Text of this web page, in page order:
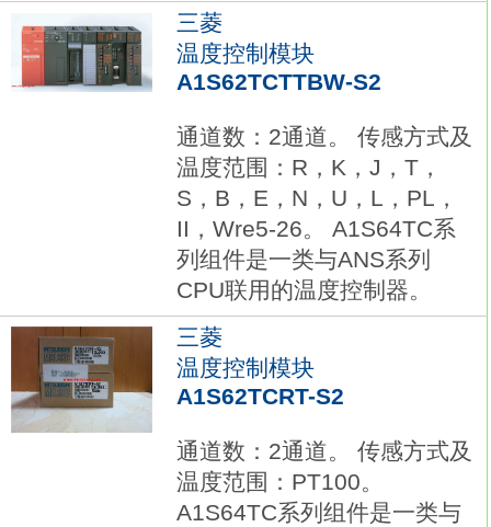
三菱
温度控制模块
A1S62TCTTBW-S2
通道数：2通道。 传感方式及
温度范围：R，K，J，T，
S，B，E，N，U，L，PL，
II，Wre5-26。 A1S64TC系
列组件是一类与ANS系列
CPU联用的温度控制器。
三菱
温度控制模块
A1S62TCRT-S2
通道数：2通道。 传感方式及
温度范围：PT100。
A1S64TC系列组件是一类与